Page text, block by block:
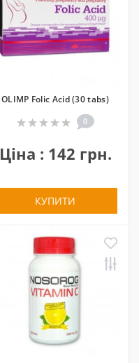
OLIMP Folic Acid (30 tabs)
0
Ціна : 142 грн.
КУПИТИ